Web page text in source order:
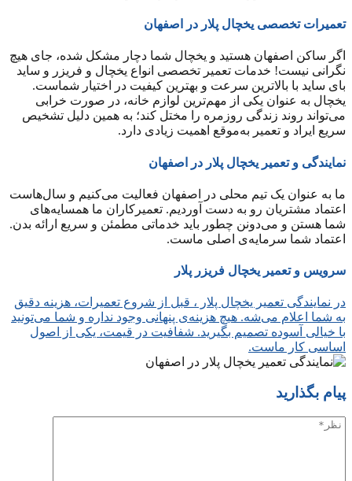
تعمیرات تخصصی یخچال پلار در اصفهان
اگر ساکن اصفهان هستید و یخچال شما دچار مشکل شده، جای هیچ
نگرانی نیست! خدمات تعمیر تخصصی انواع یخچال و فریزر و ساید
بای ساید با بالاترین سرعت و بهترین کیفیت در اختیار شماست.
یخچال به عنوان یکی از مهم‌ترین لوازم خانه، در صورت خرابی
می‌تواند روند زندگی روزمره را مختل کند؛ به همین دلیل تشخیص
سریع ایراد و تعمیر به‌موقع اهمیت زیادی دارد.
نمایندگی و تعمیر یخچال پلار در اصفهان
ما به عنوان یک تیم محلی در اصفهان فعالیت می‌کنیم و سال‌هاست
اعتماد مشتریان رو به دست آوردیم. تعمیرکاران ما همسایه‌های
شما هستن و می‌دونن چطور باید خدماتی مطمئن و سریع ارائه بدن.
اعتماد شما سرمایه‌ی اصلی ماست.
سرویس و تعمیر یخچال فریزر پلار
در نمایندگی تعمیر یخچال پلار ، قبل از شروع تعمیرات، هزینه دقیق
به شما اعلام می‌شه. هیچ هزینه‌ی پنهانی وجود نداره و شما می‌تونید
با خیالی آسوده تصمیم بگیرید. شفافیت در قیمت، یکی از اصول
اساسی کار ماست.
پیام بگذارید